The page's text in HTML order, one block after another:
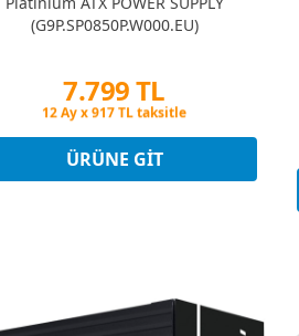
(G9P.SP0850P.W000.EU)
7.799 TL
Peşin Fiyatına 3 Taksit
Peşin Fiyatına 3 Taksit
ÜRÜNE GIT